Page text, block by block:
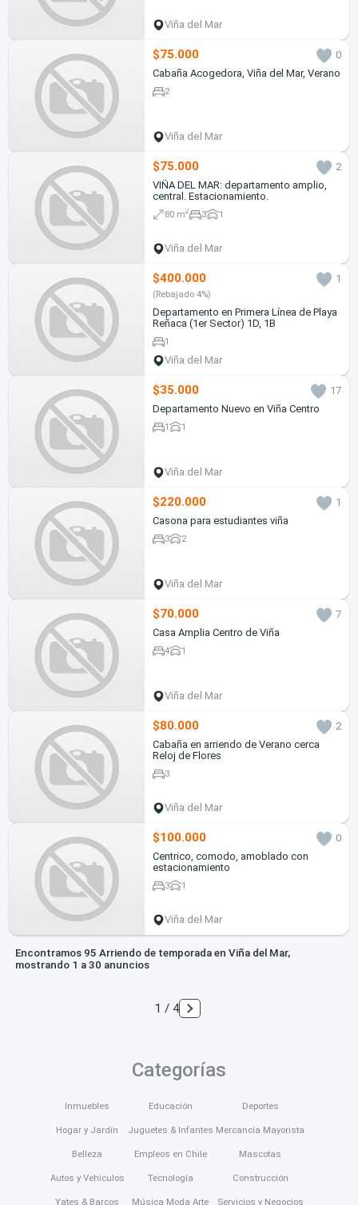
Viña del Mar
$75.000
0
Cabaña Acogedora, Viña del Mar, Verano
2
Viña del Mar
$75.000
2
VIÑA DEL MAR: departamento amplio,
central. Estacionamiento.
80 m2 3 1
Viña del Mar
$400.000 1
(Rebajado 4%)
Departamento en Primera Línea de Playa
Reñaca (1er Sector) 1D, 1B
1
Viña del Mar
$35.000
17
Departamento Nuevo en Viña Centro
1 1
Viña del Mar
$220.000
1
Casona para estudiantes viña
3 2
Viña del Mar
$70.000
7
Casa Amplia Centro de Viña
4 1
Viña del Mar
$80.000
2
Cabaña en arriendo de Verano cerca
Reloj de Flores
3
Viña del Mar
$100.000
0
Centrico, comodo, amoblado con
estacionamiento
3 1
Viña del Mar
Encontramos 95 Arriendo de temporada en Viña del Mar,
mostrando 1 a 30 anuncios
1 / 4
Categorías
Inmuebles
Hogar y Jardín
Belleza
Autos y Vehículos
Yates & Barcos
Educación
Juguetes & Infantes
Empleos en Chile
Tecnología
Música Moda Arte
Deportes
Mercancía Mayorista
Mascotas
Construcción
Servicios y Negocios